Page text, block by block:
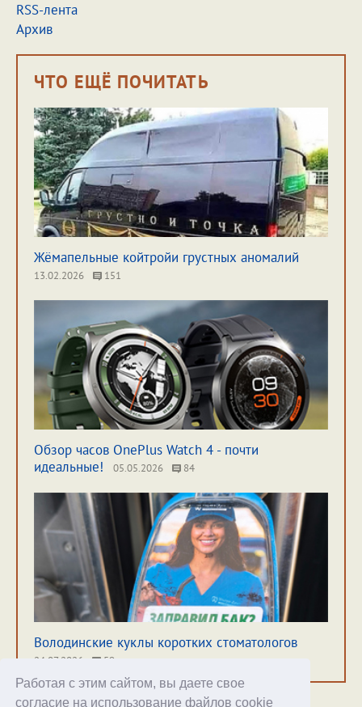
Работая с этим сайтом, вы даете свое
согласие на использование файлов cookie
RSS-лента
Архив
ЧТО ЕЩЁ ПОЧИТАТЬ
Жёмапельные койтройи грустных аномалий
13.02.2026 151
Обзор часов OnePlus Watch 4 - почти
идеальные!
05.05.2026 84
Володинские куклы коротких стоматологов
24.07.2026 59